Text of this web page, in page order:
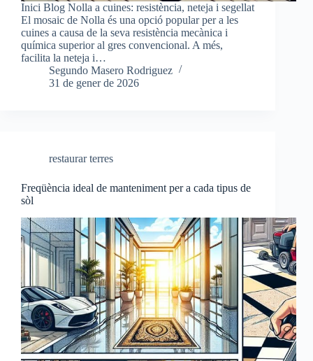
Inici Blog Nolla a cuines: resistència, neteja i segellat
El mosaic de Nolla és una opció popular per a les
cuines a causa de la seva resistència mecànica i
química superior al gres convencional. A més,
facilita la neteja i…
Segundo Masero Rodriguez
31 de gener de 2026
restaurar terres
Freqüència ideal de manteniment per a cada tipus de
sòl